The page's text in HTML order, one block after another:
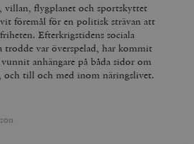
villan, flygplanet och sportskyttet
föremål för en politisk strävan att
Efterkrigstidens sociala
trodde var överspelad, har kommit
anhängare på båda sidor om
och till och med inom näringslivet.